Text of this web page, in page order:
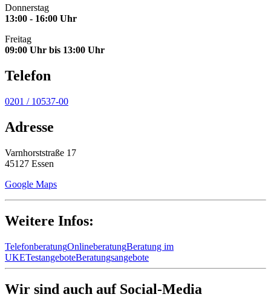
Donnerstag
13:00 - 16:00 Uhr
Freitag
09:00 Uhr bis 13:00 Uhr
Telefon
0201 / 10537-00
Adresse
Varnhorststraße 17
45127 Essen
Google Maps
Weitere Infos:
TelefonberatungOnlineberatungBeratung im
UKETestangeboteBeratungsangebote
Wir sind auch auf Social-Media